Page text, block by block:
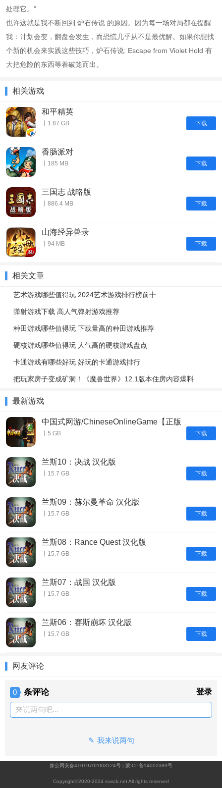
处理它。”
也许这就是我不断回到 炉石传说 的原因。因为每一场对局都在提醒
我：计划会变，翻盘会发生，而恐慌几乎从不是最优解。如果你想找
个新的机会来实践这些技巧， 炉石传说: Escape from Violet Hold 有
大把危险的东西等着破笼而出。
相关游戏
下载
和平精英
丨1.87 GB
下载
香肠派对
丨185 MB
下载
三国志 战略版
丨886.4 MB
下载
山海经异兽录
丨94 MB
相关文章
艺术游戏哪些值得玩 2024艺术游戏排行榜前十
弹射游戏下载 高人气弹射游戏推荐
种田游戏哪些值得玩 下载量高的种田游戏推荐
硬核游戏哪些值得玩 人气高的硬核游戏盘点
卡通游戏有哪些好玩 好玩的卡通游戏排行
把玩家房子变成矿洞！《魔兽世界》12.1版本住房内容爆料
最新游戏
下载
中国式网游/ChineseOnlineGame【正版
账号】
丨5 GB
下载
兰斯10：决战 汉化版
丨15.7 GB
下载
兰斯09：赫尔曼革命 汉化版
丨15.7 GB
下载
兰斯08：Rance Quest 汉化版
丨15.7 GB
下载
兰斯07：战国 汉化版
丨15.7 GB
下载
兰斯06：赛斯崩坏 汉化版
丨15.7 GB
网友评论
0 条评论 登录
来说两句吧...
我来说两句
豫公网安备41019702003124号 | 蒙ICP备14002389号
Copyright©2020-2024 easck.net All rights reserved